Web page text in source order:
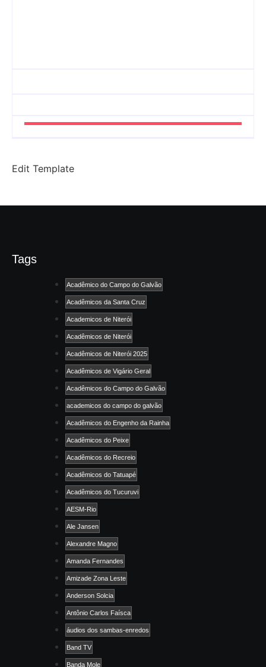
Edit Template
Tags
Acadêmico do Campo do Galvão
Acadêmicos da Santa Cruz
Academicos de Niterói
Acadêmicos de Niterói
Acadêmicos de Niterói 2025
Acadêmicos de Vigário Geral
Acadêmicos do Campo do Galvão
academicos do campo do galvão
Acadêmicos do Engenho da Rainha
Acadêmicos do Peixe
Acadêmicos do Recreio
Acadêmicos do Tatuapé
Acadêmicos do Tucuruvi
AESM-Rio
Ale Jansen
Alexandre Magno
Amanda Fernandes
Amizade Zona Leste
Anderson Solcia
Antônio Carlos Faísca
áudios dos sambas-enredos
Band TV
Banda Mole